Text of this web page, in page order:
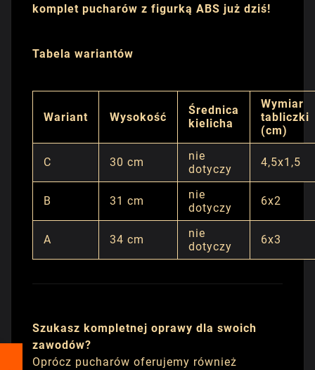
komplet pucharów z figurką ABS już dziś!
Tabela wariantów
Wariant Wysokość
Średnica
kielicha
Wymiar
tabliczki
(cm)
C 30 cm
nie
dotyczy
4,5x1,5
B 31 cm
nie
dotyczy
6x2
A 34 cm
nie
dotyczy
6x3
Szukasz kompletnej oprawy dla swoich
zawodów?
Oprócz pucharów oferujemy również